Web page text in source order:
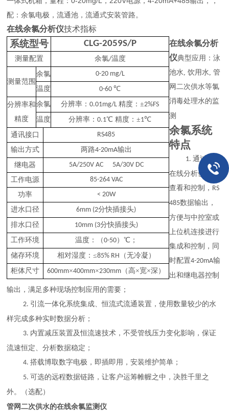
配：余氯电极，流通池，流通式安装管路。
在线余氯分析仪技术指标
系统型号 CLG-2059S/P
测量配置 余氯/温度
测量范围
余氯
0-20 mg/L
温度
0-60℃
分辨率和
精度
余氯 分辨率：0.01mg/L精度：±2%FS
温度
分辨率：0.1℃ 精度：±1℃
通讯接口
RS485
输出方式
两路4-20mA输出
继电器
5A/250V AC 5A/30V DC
工作电源
85-264 VAC
功率
< 20W
进水口径
6mm (2分快插接头)
排水口径
10mm (3分快插接头)
工作环境
温度：（0-50）℃；
储存环境
相对湿度： ≤85% RH （无冷凝）
柜体尺寸
600mm×400mm×230mm （高×宽×深）
在线余氯分析
仪典型应用：泳
池水, 饮用水, 管
网二次供水等氯
消毒处理水的监
测
余氯系统
特点
1.通过余氯
在线分析仪进行
查看和控制， RS
485数据输出，
方便与中控室或
上位机连接进行
集成和控制，同
时配置4-20mA输
出和继电器控制
输出，满足多种现场控制应用的需要；
2. 引流一体化系统集成、恒流式流通装置，使用数量较少的水
样完成多种实时数据分析；
3. 内置减压装置及恒流速技术，不受管线压力变化影响，保证
流速恒定、分析数据稳定；
4.搭载博取数字电极，即插即用，安装维护简单；
5. 可选的远程数据链路，让客户运筹帷幄之中，决胜千里之
外。（选配）
管网二次供水的在线余氯监测仪